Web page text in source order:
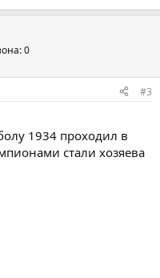
0
#3
1934 проходил в
стали хозяева